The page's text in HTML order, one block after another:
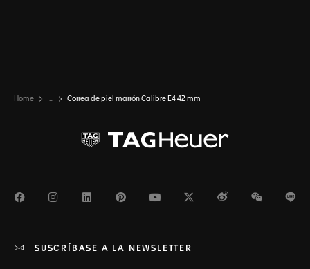
Home ... Correa de piel marrón Calibre E4 42 mm
FacebookInstagramLinkedInPinterestYoutubeTwitterWeiboWeChat
SUSCRÍBASE A LA NEWSLETTER